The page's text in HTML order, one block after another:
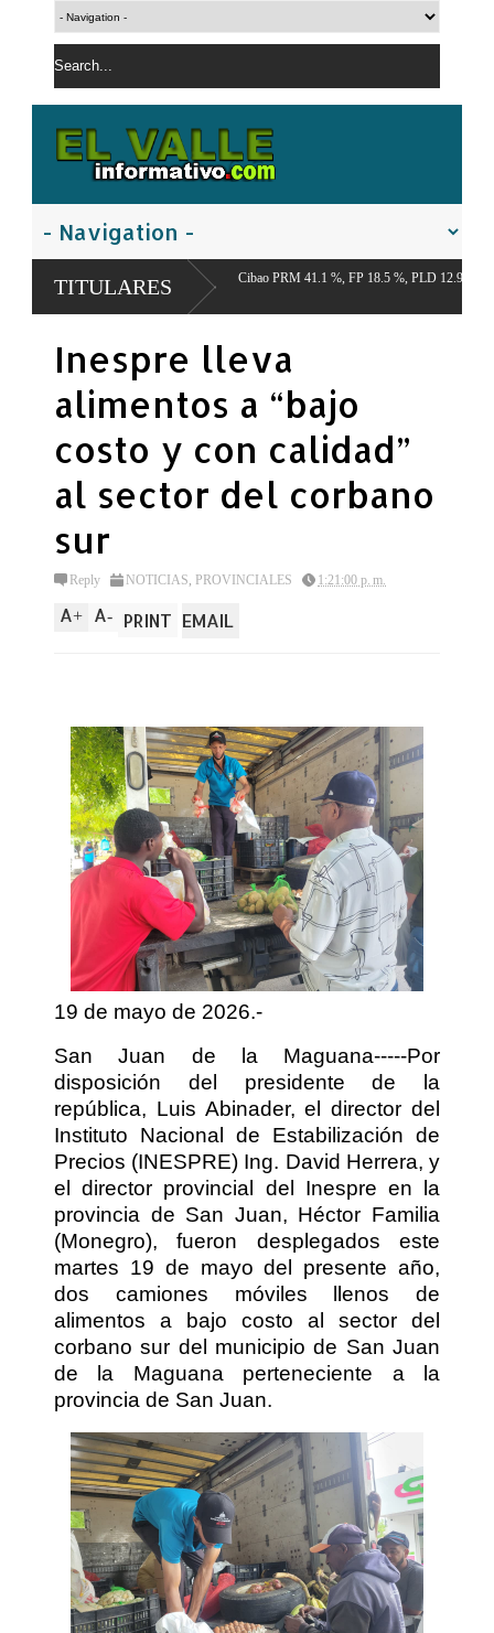
TITULARES
del Cibao PRM 41.1 %, FP 18.5 %, PLD 12.9 %,
Inespre lleva
alimentos a “bajo
costo y con calidad”
al sector del corbano
sur
Reply NOTICIAS, PROVINCIALES 1:21:00 p. m.
A+ A- PRINT EMAIL
19 de mayo de 2026.-
San Juan de la Maguana-----Por
disposición del presidente de la
república, Luis Abinader, el director del
Instituto Nacional de Estabilización de
Precios (INESPRE) Ing. David Herrera, y
el director provincial del Inespre en la
provincia de San Juan, Héctor Familia
(Monegro), fueron desplegados este
martes 19 de mayo del presente año,
dos camiones móviles llenos de
alimentos a bajo costo al sector del
corbano sur del municipio de San Juan
de la Maguana perteneciente a la
provincia de San Juan.